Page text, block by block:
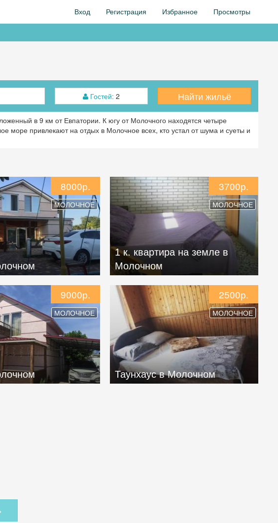
Вход Регистрация Избранное Просмотры
Гостей: 2 Найти жильё
в 9 км от Евпатории. К югу от Молочного находятся четыре
море привлекают на отдых в Молочное всех, кто устал от шума и суеты и
8000р.
МОЛОЧНОЕ
3700р.
МОЛОЧНОЕ
1 к. квартира на земле в
Молочном
9000р.
МОЛОЧНОЕ
2500р.
МОЛОЧНОЕ
Таунхаус в Молочном